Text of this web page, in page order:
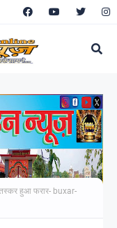
तस्कर हुआ फरार- buxar-